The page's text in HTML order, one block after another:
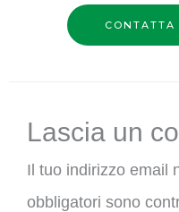
CONTATTA
Lascia un
Il tuo indirizzo email
obbligatori sono